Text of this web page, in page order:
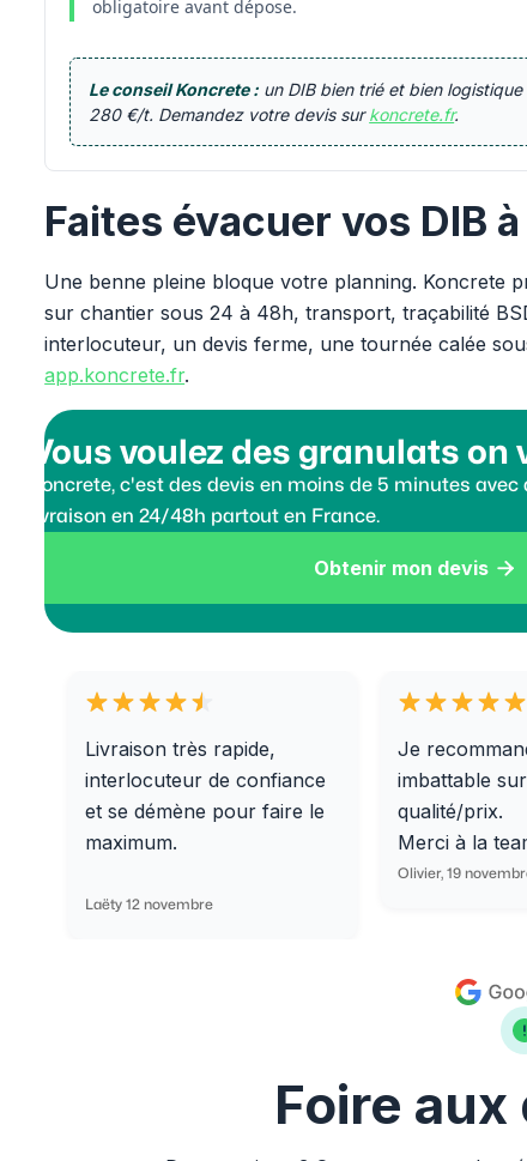
obligatoire avant dépose.
Le conseil Koncrete : un DIB bien trié et bien
280 €/t. Demandez votre devis surkoncrete.fr.
Faites évacuer vos DIB
Une benne pleine bloque votre planning. Koncrete
sur chantier sous 24 à 48h, transport, traçabilité
interlocuteur, un devis ferme, une tournée calée
app.koncrete.fr.
Vous voulez des granulats
Koncrete, c'est des devis en moins de 5 minutes
livraison en 24/48h partout en France.
Obtenir mon devis 
Livraison très rapide,
interlocuteur de confiance
et se démène pour faire le
maximum.
Laëty 12 novembre
Je
imbattable
qualité/prix.
Merci à la
Olivier, 19
Foire